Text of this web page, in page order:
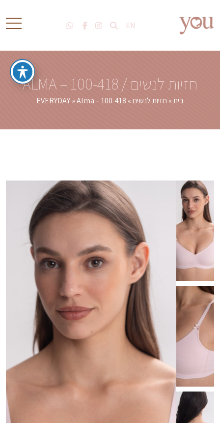
EN
חזיות לנשים / ALMA – 100-418
בית» חזיות לנשים»
EVERYDAY»Alma – 100-418